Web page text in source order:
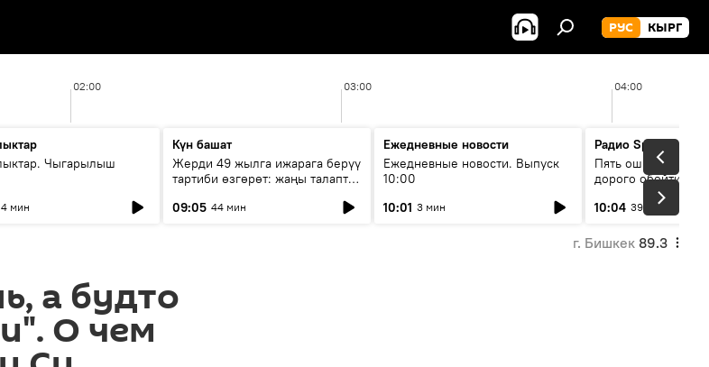
РУС КЫРГ
02:00 03:00 04:00
Чыгарылыш
4 мин
Күн башат
Жерди 49 жылга ижарага берүү
тартиби өзгөрөт: жаңы талаптар
09:05 44 мин
Ежедневные новости
Ежедневные новости. Выпуск
10:00
10:01 3 мин
Радио Sputnik
Пять ошибок
дорого обойтись
10:04 39 мин
г. Бишкек 89.3
а будто
О чем